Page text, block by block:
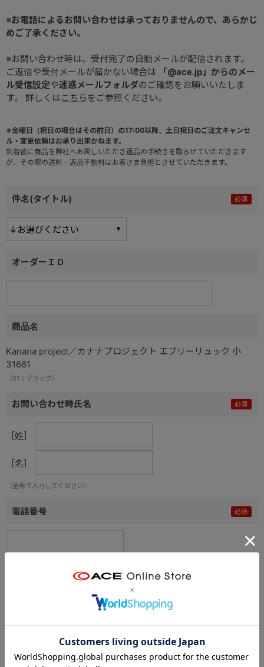
※お電話によるお問い合わせは承っておりませんので、あらかじ
めご了承ください。
※お問い合わせ時は、受付完了の自動メールが配信されます。
ご返信や受付メールが届かない場合は
「@ace.jp」からのメー
ル受信設定や迷惑メールフォルダのご確認をお願いいたしま
す。 詳しくは こちら をご参照ください。
※金曜日（祝日の場合はその前日）の17:00以降、土日祝日のご注文キャンセ
ル・変更依頼はお承り出来かねます。
到着後に商品を弊社へお戻しいただき返品の手続きを取らせていただきます
が、その際の送料・返品手数料はお客さま負担とさせていただきます。
件名(タイトル)
オーダーＩＤ
商品名
Kanana project／カナナプロジェクト エブリーリュック 小
31661
（01：ブラック）
お問い合わせ時氏名
［姓］
［名］
（全角で入力してください）
電話番号
メールアドレス